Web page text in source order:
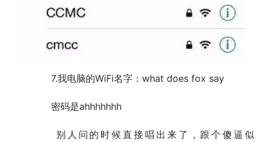
	　　7.我电脑的WiFi名字：what does fox say
	　　密码是ahhhhhhh